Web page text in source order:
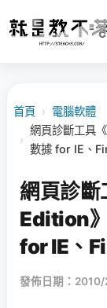
首頁 › 電腦軟體
›
網頁診斷工具
數據 for IE、
網頁診
Edition
for IE、
發佈日期：